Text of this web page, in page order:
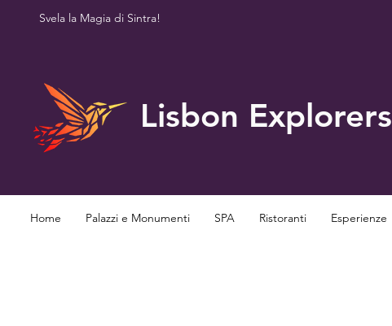
Svela la Magia di Sintra!
Lisbon Explorers
Home Palazzi e Monumenti SPA Ristoranti Esperienze